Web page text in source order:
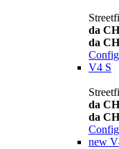
da
da
V4 S
da
da
new